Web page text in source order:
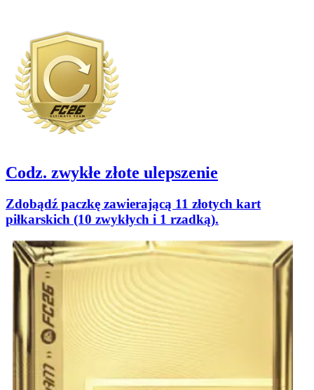
Codz. zwykłe złote ulepszenie
Zdobądź paczkę zawierającą 11 złotych kart
piłkarskich (10 zwykłych i 1 rzadką).